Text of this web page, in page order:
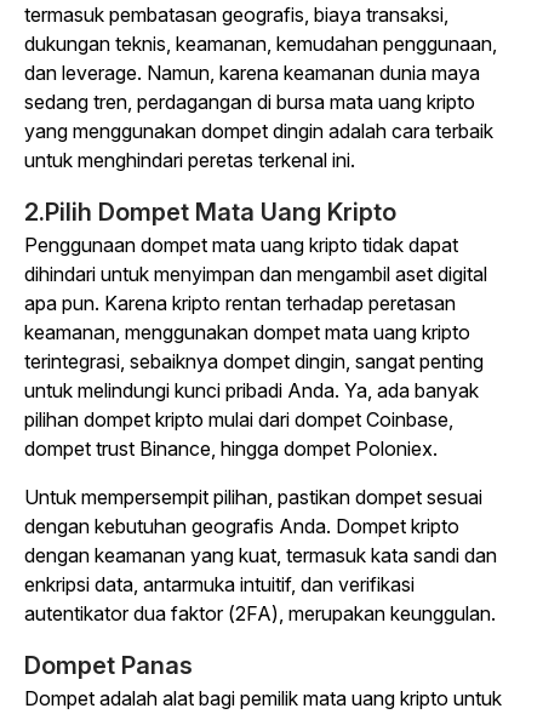
termasuk pembatasan geografis, biaya transaksi,
dukungan teknis, keamanan, kemudahan penggunaan,
dan leverage. Namun, karena keamanan dunia maya
sedang tren, perdagangan di bursa mata uang kripto
yang menggunakan dompet dingin adalah cara terbaik
untuk menghindari peretas terkenal ini.
2.Pilih Dompet Mata Uang Kripto
Penggunaan dompet mata uang kripto tidak dapat
dihindari untuk menyimpan dan mengambil aset digital
apa pun. Karena kripto rentan terhadap peretasan
keamanan, menggunakan dompet mata uang kripto
terintegrasi, sebaiknya dompet dingin, sangat penting
untuk melindungi kunci pribadi Anda. Ya, ada banyak
pilihan dompet kripto mulai dari dompet Coinbase,
dompet trust Binance, hingga dompet Poloniex.
Untuk mempersempit pilihan, pastikan dompet sesuai
dengan kebutuhan geografis Anda. Dompet kripto
dengan keamanan yang kuat, termasuk kata sandi dan
enkripsi data, antarmuka intuitif, dan verifikasi
autentikator dua faktor (2FA), merupakan keunggulan.
Dompet Panas
Dompet adalah alat bagi pemilik mata uang kripto untuk